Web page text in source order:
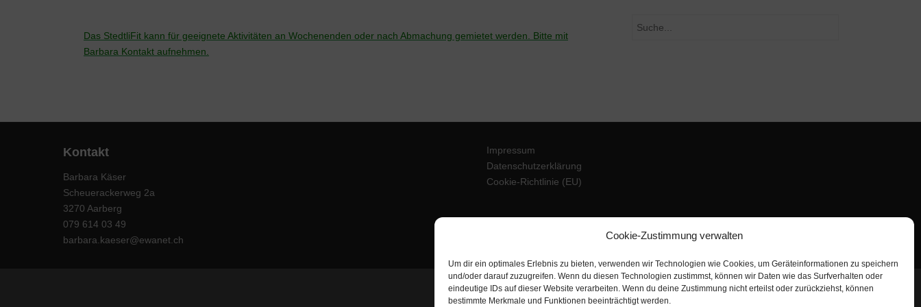
Cookie-Zustimmung verwalten
Um dir ein optimales Erlebnis zu bieten, verwenden wir Technologien wie Cookies, um Geräteinformationen zu speichern
und/oder darauf zuzugreifen. Wenn du diesen Technologien zustimmst, können wir Daten wie das Surfverhalten oder
eindeutige IDs auf dieser Website verarbeiten. Wenn du deine Zustimmung nicht erteilst oder zurückziehst, können
bestimmte Merkmale und Funktionen beeinträchtigt werden.
Das StedtliFit kann für geeignete Aktivitäten an Wochenenden oder nach Abmachung gemietet werden. Bitte mit
Barbara Kontakt aufnehmen.
Suchen
Kontakt
Barbara Käser
Scheuerackerweg 2a
3270 Aarberg
079 614 03 49
barbara.kaeser@ewanet.ch
Impressum
Datenschutzerklärung
Cookie-Richtlinie (EU)